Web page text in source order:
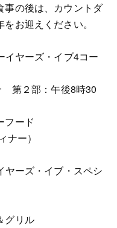
事の後は、カウントダ
お迎えください。
ヤーズ・イブ4コー
第２部：午後8時30
ード
ー）
ーズ・イブ・スペシ
リル